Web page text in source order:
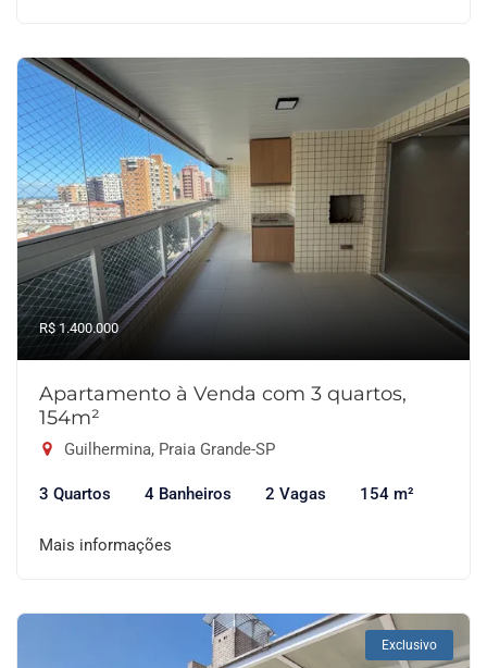
R$ 1.400.000
Apartamento à Venda com 3 quartos,
154m²
Guilhermina, Praia Grande-SP
3 Quartos 4 Banheiros 2 Vagas 154 m²
Mais informações
Exclusivo